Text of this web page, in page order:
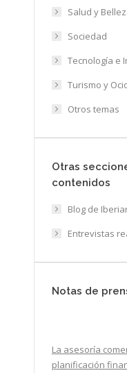
Salud y
Sociedad
Tecnología e
Turismo y
Otros temas
Otras
contenidos
Blog de
Entrevistas
Notas de
La asesoría
planificación